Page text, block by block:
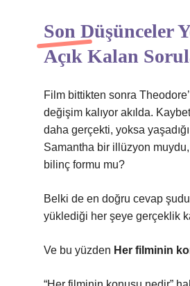
Son Düşünceler
Açık Kalan
Film bittikten sonra
değişim kalıyor akılda.
daha gerçekti, yoksa
Samantha bir illüzyon
bilinç formu mu?
Belki de en doğru cevap
yüklediği her şeye gerçeklik
Ve bu yüzden Her filminin